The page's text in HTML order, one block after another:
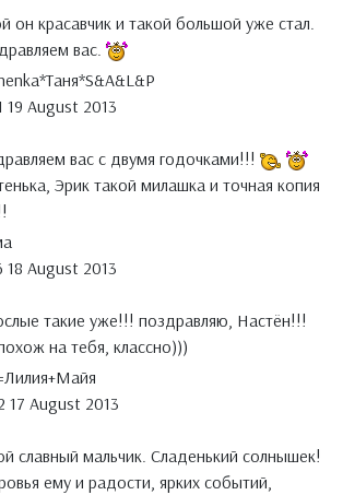
он красавчик и такой большой уже стал.
вас.
19 August 2013
вас с двумя годочками!!!
Эрик такой милашка и точная копия
18 August 2013
такие уже!!! поздравляю, Настён!!!
на тебя, классно)))
17 August 2013
славный мальчик. Сладенький солнышек!
ему и радости, ярких событий,